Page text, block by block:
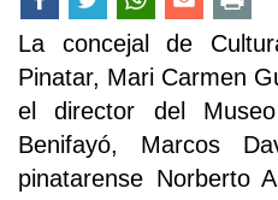
La concejal de
Pinatar, Mari Carmen
el director del
Benifayó, Marcos
pinatarense Norberto